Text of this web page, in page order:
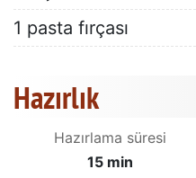
1 pasta fırçası
Hazırlık
Hazırlama süresi
15 min